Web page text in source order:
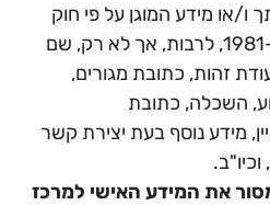
ו/או מידע המוגן על פי חוק
הגנת הפרטיות, התשמ"א-1981, לרבות, אך לא רק, שם
זהות, כתובת מגורים,
השכלה, כתובת
מידע נוסף בעת יצירת קשר
את המידע האישי למרכז